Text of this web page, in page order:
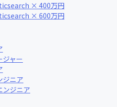
× 400万円
× 600万円
ャー
ジニア
ジニア